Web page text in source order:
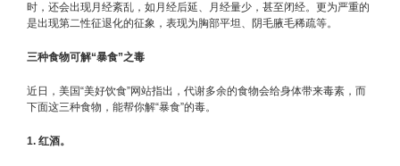
时，还会出现月经紊乱，如月经后延、月经量少，甚至闭经。更为严重的
是出现第二性征退化的征象，表现为胸部平坦、阴毛腋毛稀疏等。
三种食物可解“暴食”之毒
近日，美国“美好饮食”网站指出，代谢多余的食物会给身体带来毒素，而
下面这三种食物，能帮你解“暴食”的毒。
1. 红酒。